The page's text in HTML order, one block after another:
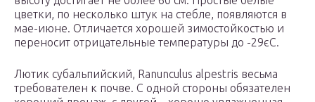
цветки, по несколько штук на стебле, появляются в
мае-июне. Отличается хорошей зимостойкостью и
переносит отрицательные температуры до -29єС.
Лютик субальпийский, Ranunculus alpestris весьма
требователен к почве. С одной стороны обязателен